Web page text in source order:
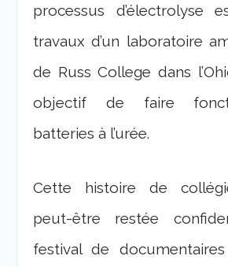
processus d’électrolyse
travaux d’un laboratoire
de Russ College dans
objectif de faire
batteries à l’urée.
Cette histoire de
peut-être restée
festival de